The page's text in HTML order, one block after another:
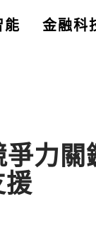
能 金融科
爭力
援